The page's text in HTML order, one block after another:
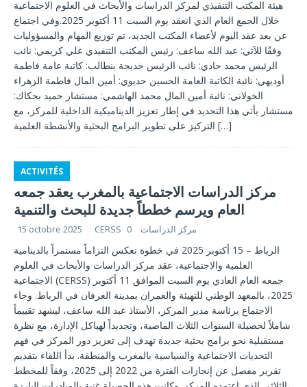
هيئة المكتب التنفيذي لمركز الدراسات والأبحاث في العلوم الاجتماعية
خلال الجمع العام الذي انعقد يوم السبت 11 أكتوبر 2025.وفي اجتماع
عن بعد عقد اليوم لأعضاء المكتب الجديد، تم توزيع المهام والمسؤوليات
وفقًا للآتي: عبد الله ساعف: رئيس المكتب التنفيذي علي كريمي: نائب
الرئيس محمد حادي: نائب الرئيس خديجة بنطالب: كاتبة عامة فاطمة
أوديهي: نائبة الكاتبة العامة الحسين حديوي: أمين المال فاطمة الزهراء
الخولاني: نائبة أمين المال محمد الهاشمي: مستشار حميد بحكاك:
مستشار يأتي هذا التجديد في إطار تعزيز الديناميكية الداخلية للمركز، مع
[…]
ACTIVITÉS
مركز الدراسات الاجتماعية بالمغرب يعقد جمعه
العام ويرسم خططاً جديدة للبحث والتنمية
15 octobre 2025 CERSS مركز الدراسات 0
الرباط – 15 أكتوبر 2025 في خطوة تعكس التزاماً مستمراً بالدينامية
العلمية والاجتماعية، عقد مركز الدراسات والأبحاث في العلوم
الاجتماعية (CERSS) جمعه العام العادي يوم السبت الموافق 11 أكتوبر
2025، بالمعهد الوطني للتهيئة والعمران بمدينة العرفان في الرباط. وجاء
الاجتماع برئاسة مدير المركز، الأستاذ عبد الله ساعف، ليشهد تقييماً
شاملاً لحصيلة السنوات الثلاث الماضية، وتجديداً لهياكل الإدارة، مع نظرة
مستقبلية نحو برامج بحثية جديدة تهدف إلى تعزيز دور المركز في فهم
التحديات الاجتماعية والسياسية بالمغرب والمنطقة. بدأ اللقاء بتقديم
تقرير مفصل عن إنجازات الفترة من 2022 إلى 2025، وفقاً للمخطط